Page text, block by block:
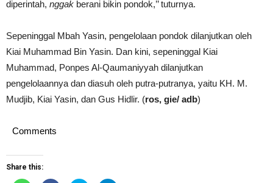
diperintah, nggak berani bikin pondok,’’ tuturnya.
Sepeninggal Mbah Yasin, pengelolaan pondok dilanjutkan oleh
Kiai Muhammad Bin Yasin. Dan kini, sepeninggal Kiai
Muhammad, Ponpes Al-Qaumaniyyah dilanjutkan
pengelolaannya dan diasuh oleh putra-putranya, yaitu KH. M.
Mudjib, Kiai Yasin, dan Gus Hidlir. (ros, gie/ adb)
Comments
Share this: